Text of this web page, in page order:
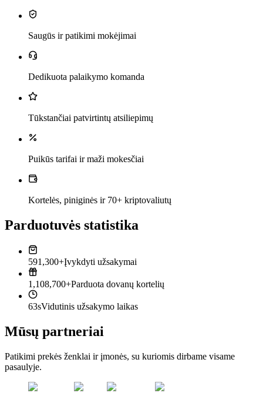
Saugūs ir patikimi mokėjimai
Dedikuota palaikymo komanda
Tūkstančiai patvirtintų atsiliepimų
Puikūs tarifai ir maži mokesčiai
Kortelės, piniginės ir 70+ kriptovaliutų
Parduotuvės statistika
591,300+Įvykdyti užsakymai
1,108,700+Parduota dovanų kortelių
63sVidutinis užsakymo laikas
Mūsų partneriai
Patikimi prekės ženklai ir įmonės, su kuriomis dirbame visame
pasaulyje.